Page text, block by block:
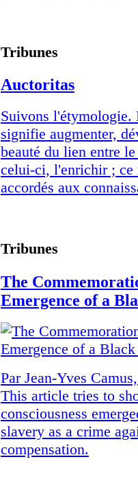
Tribunes
Auctoritas
Suivons l'étymologie.
signifie augmenter,
beauté du lien entre
celui-ci, l'enrichir ; ce
accordés aux
Tribunes
The
Emergence of a
Par Jean-Yves
This article tries to
consciousness
slavery as a crime
compensation.